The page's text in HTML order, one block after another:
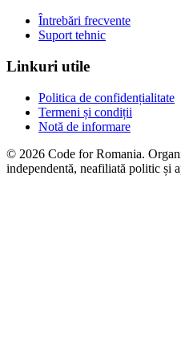
Întrebări frecvente
Suport tehnic
Linkuri utile
Politica de confidențialitate
Termeni și condiții
Notă de informare
© 2026 Code for Romania.
independentă, neafiliată politic și